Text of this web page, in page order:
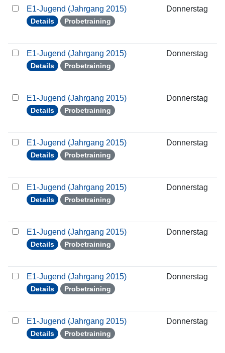
E1-Jugend (Jahrgang 2015)
Details Probetraining
Donnerstag
E1-Jugend (Jahrgang 2015)
Details Probetraining
Donnerstag
E1-Jugend (Jahrgang 2015)
Details Probetraining
Donnerstag
E1-Jugend (Jahrgang 2015)
Details Probetraining
Donnerstag
E1-Jugend (Jahrgang 2015)
Details Probetraining
Donnerstag
E1-Jugend (Jahrgang 2015)
Details Probetraining
Donnerstag
E1-Jugend (Jahrgang 2015)
Details Probetraining
Donnerstag
E1-Jugend (Jahrgang 2015)
Details Probetraining
Donnerstag